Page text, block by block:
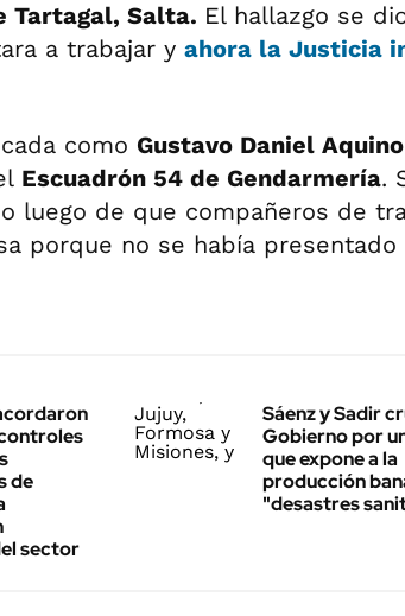
Tartagal, Salta. El hallazgo se
a trabajar y ahora la Justicia
como Gustavo Daniel Aquino
Escuadrón 54 de Gendarmería.
luego de que compañeros de
porque no se había presentado
de
sector
Sáenz y Sadir
Gobierno por
que expone a la
producción
"desastres